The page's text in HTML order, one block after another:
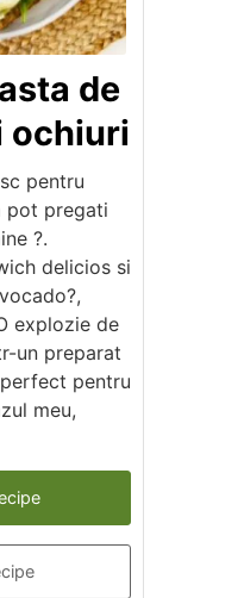
de
ochiuri
pentru
pot pregati
?.
delicios si
explozie de
un preparat
pentru
meu,